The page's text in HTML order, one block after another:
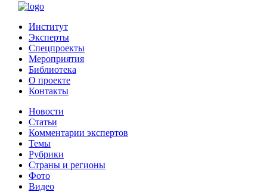
Институт
Эксперты
Спецпроекты
Мероприятия
Библиотека
О проекте
Контакты
Новости
Статьи
Комментарии экспертов
Темы
Рубрики
Страны и регионы
Фото
Видео